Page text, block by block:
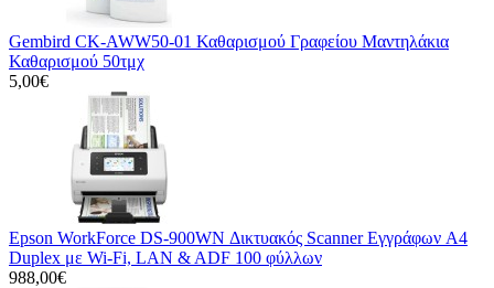
Gembird CK-AWW50-01 Καθαρισμού Γραφείου Μαντηλάκια
Καθαρισμού 50τμχ
5,00€
Epson WorkForce DS-900WN Δικτυακός Scanner Εγγράφων A4
Duplex με Wi-Fi, LAN & ADF 100 φύλλων
988,00€